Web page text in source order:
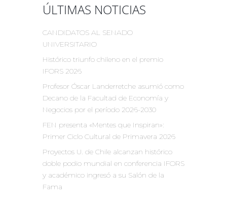
ÚLTIMAS NOTICIAS
CANDIDATOS AL SENADO
UNIVERSITARIO
Histórico triunfo chileno en el premio
IFORS 2026
Profesor Óscar Landerretche asumió como
Decano de la Facultad de Economía y
Negocios por el período 2026-2030
FEN presenta «Mentes que Inspiran»:
Primer Ciclo Cultural de Primavera 2026
Proyectos U. de Chile alcanzan histórico
doble podio mundial en conferencia IFORS
y académico ingresó a su Salón de la
Fama